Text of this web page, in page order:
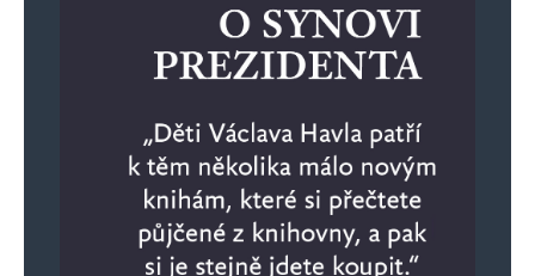
z čeho se mají skvěle. A my ostatní na to
čučíme z gauče společně s opozicí.
FOX MULDER
9. 3. 2025 (6:28)
Česká republika není právní stát, jsme terčem
Odpovědět